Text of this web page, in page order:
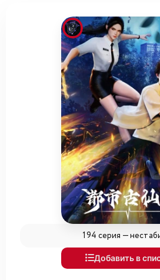
194 серия —
Добавить в